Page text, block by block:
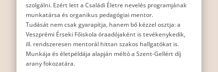
szolgálni. Ezért lett a Családi Életre nevelés programjának
munkatársa és organikus pedagógiai mentor.
Tudását nem csak gyarapítja, hanem bő kézzel osztja: a
Veszprémi Érseki Főiskola óraadójaként is tevékenykedik,
ill. rendszeresen mentorál hittan szakos hallgatókat is.
Munkája és életpéldája alapján méltó a Szent-Gellért díj
arany fokozatára.